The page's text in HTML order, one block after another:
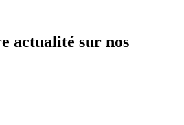
actualité sur nos